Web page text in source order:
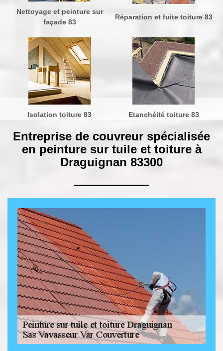
Nettoyage et peinture sur
façade 83
Réparation et fuite toiture 83
Isolation toiture 83 Etanchéité toiture 83
Entreprise de couvreur spécialisée
en peinture sur tuile et toiture à
Draguignan 83300